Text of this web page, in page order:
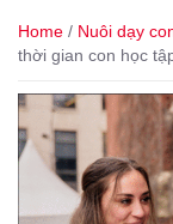
Home / Nuôi dạy
thời gian con học